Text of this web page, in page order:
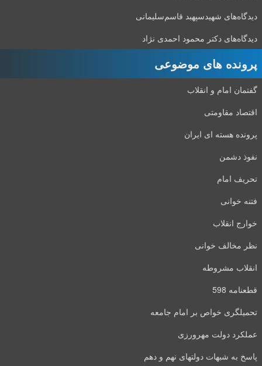
دیدگاه‌های شهید‌سپهبد قاسم‌سلیمانی
دیدگاه‌های دکتر محمود احمدی نژاد
پرونده های موضوعی
گفتمان امام و انقلاب
اقتصاد مقاومتی
پرونده هسته ای ایران
نفوذ دشمن
تحریف امام
فتنه خوانی
خوارج انقلاب
نظر مخالف خوانی
انقلاب مشروطه
قطعنامه 598
تحمیلگری خواص بر امام جامعه
عملکرد دولت مهرورزی
پاسخ به شبهات دولتهای نهم و دهم